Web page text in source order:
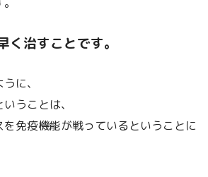
く治すことです。
に、
うことは、
免疫機能が戦っているということに